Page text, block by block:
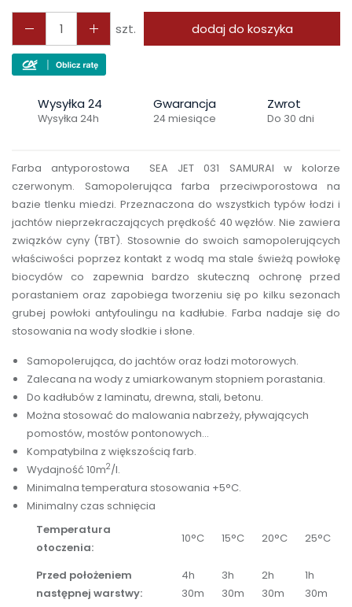
szt. dodaj do koszyka
Wysyłka 24
Wysyłka 24h
Gwarancja
24 miesiące
Zwrot
Do 30 dni
Farba antyporostowa SEA JET 031 SAMURAI w kolorze
czerwonym. Samopolerująca farba przeciwporostowa na
bazie tlenku miedzi. Przeznaczona do wszystkich typów łodzi i
jachtów nieprzekraczających prędkość 40 węzłów. Nie zawiera
związków cyny (TBT). Stosownie do swoich samopolerujących
właściwości poprzez kontakt z wodą ma stale świeżą powłokę
biocydów co zapewnia bardzo skuteczną ochronę przed
porastaniem oraz zapobiega tworzeniu się po kilku sezonach
grubej powłoki antyfoulingu na kadłubie. Farba nadaje się do
stosowania na wody słodkie i słone.
Samopolerująca, do jachtów oraz łodzi motorowych.
Zalecana na wody z umiarkowanym stopniem porastania.
Do kadłubów z laminatu, drewna, stali, betonu.
Można stosować do malowania nabrzeży, pływających
pomostów, mostów pontonowych...
Kompatybilna z większością farb.
Wydajność 10m2/l.
Minimalna temperatura stosowania +5°C.
Minimalny czas schnięcia
Temperatura
otoczenia:
10°C 15°C 20°C 25°C
Przed położeniem
następnej warstwy:
4h
30m
3h
30m
2h
30m
1h
30m